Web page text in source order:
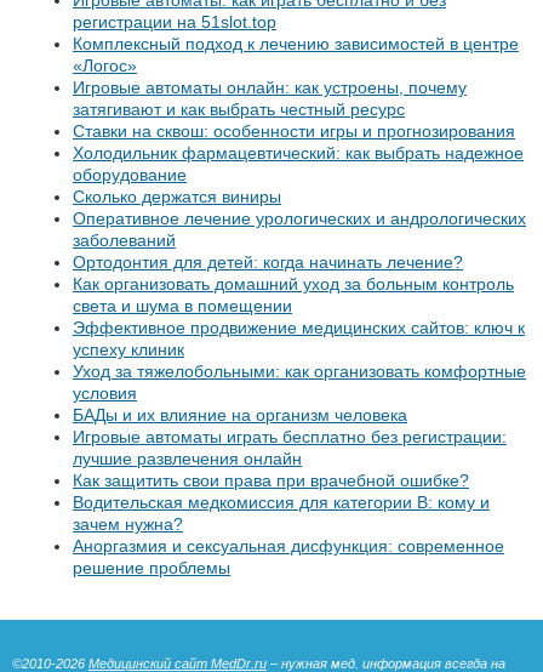
регистрации на 51slot.top
Комплексный подход к лечению зависимостей в центре
«Логос»
Игровые автоматы онлайн: как устроены, почему
затягивают и как выбрать честный ресурс
Ставки на сквош: особенности игры и прогнозирования
Холодильник фармацевтический: как выбрать надежное
оборудование
Сколько держатся виниры
Оперативное лечение урологических и андрологических
заболеваний
Ортодонтия для детей: когда начинать лечение?
Как организовать домашний уход за больным контроль
света и шума в помещении
Эффективное продвижение медицинских сайтов: ключ к
успеху клиник
Уход за тяжелобольными: как организовать комфортные
условия
БАДы и их влияние на организм человека
Игровые автоматы играть бесплатно без регистрации:
лучшие развлечения онлайн
Как защитить свои права при врачебной ошибке?
Водительская медкомиссия для категории B: кому и
зачем нужна?
Аноргазмия и сексуальная дисфункция: современное
решение проблемы
©2010-2026 Медицинский сайт MedDr.ru – нужная мед. информация всегда на